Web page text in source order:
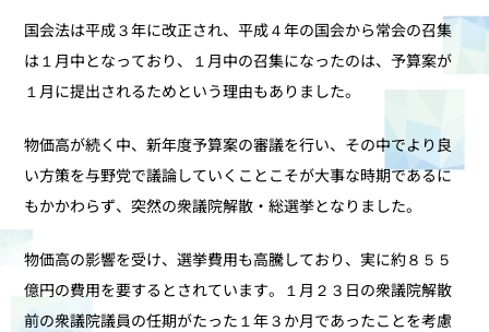
国会法は平成３年に改正され、平成４年の国会から常会の召集
は１月中となっており、１月中の召集になったのは、予算案が
１月に提出されるためという理由もありました。
物価高が続く中、新年度予算案の審議を行い、その中でより良
い方策を与野党で議論していくことこそが大事な時期であるに
もかかわらず、突然の衆議院解散・総選挙となりました。
物価高の影響を受け、選挙費用も高騰しており、実に約８５５
億円の費用を要するとされています。１月２３日の衆議院解散
前の衆議院議員の任期がたった１年３か月であったことを考慮